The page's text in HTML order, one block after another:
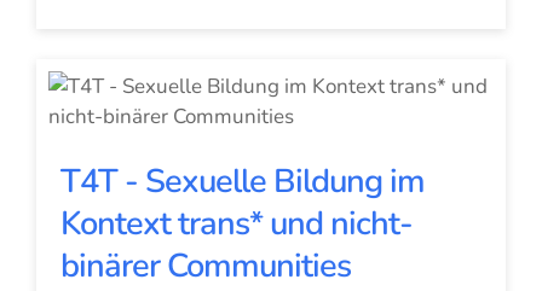
T4T - Sexuelle Bildung im
Kontext trans* und nicht-
binärer Communities